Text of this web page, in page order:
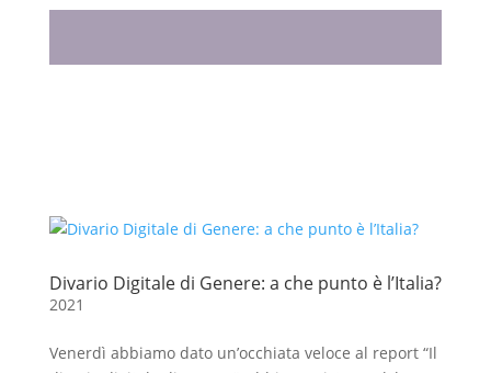
Divario Digitale di Genere: a che punto è l’Italia?
2021
Venerdì abbiamo dato un’occhiata veloce al report “Il